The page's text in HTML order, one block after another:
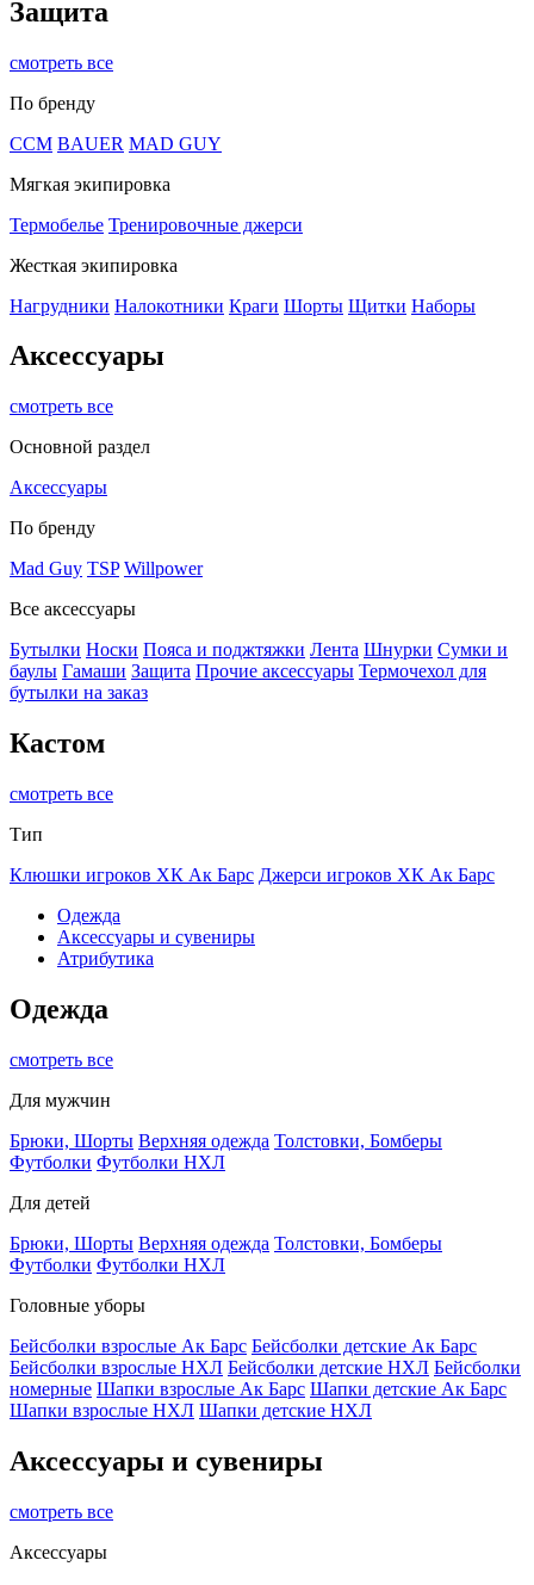
Защита
смотреть все
По бренду
CCM BAUER MAD GUY
Мягкая экипировка
Термобелье Тренировочные джерси
Жесткая экипировка
Нагрудники Налокотники Краги Шорты Щитки Наборы
Аксессуары
смотреть все
Основной раздел
Аксессуары
По бренду
Mad Guy TSP Willpower
Все аксессуары
Бутылки Носки Пояса и поджтяжки Лента Шнурки Сумки и
баулы Гамаши Защита Прочие аксессуары Термочехол для
бутылки на заказ
Кастом
смотреть все
Тип
Клюшки игроков ХК Ак Барс Джерси игроков ХК Ак Барс
Одежда
Аксессуары и сувениры
Атрибутика
Одежда
смотреть все
Для мужчин
Брюки, Шорты Верхняя одежда Толстовки, Бомберы
Футболки Футболки НХЛ
Для детей
Брюки, Шорты Верхняя одежда Толстовки, Бомберы
Футболки Футболки НХЛ
Головные уборы
Бейсболки взрослые Ак Барс Бейсболки детские Ак Барс
Бейсболки взрослые НХЛ Бейсболки детские НХЛ Бейсболки
номерные Шапки взрослые Ак Барс Шапки детские Ак Барс
Шапки взрослые НХЛ Шапки детские НХЛ
Аксессуары и сувениры
смотреть все
Аксессуары